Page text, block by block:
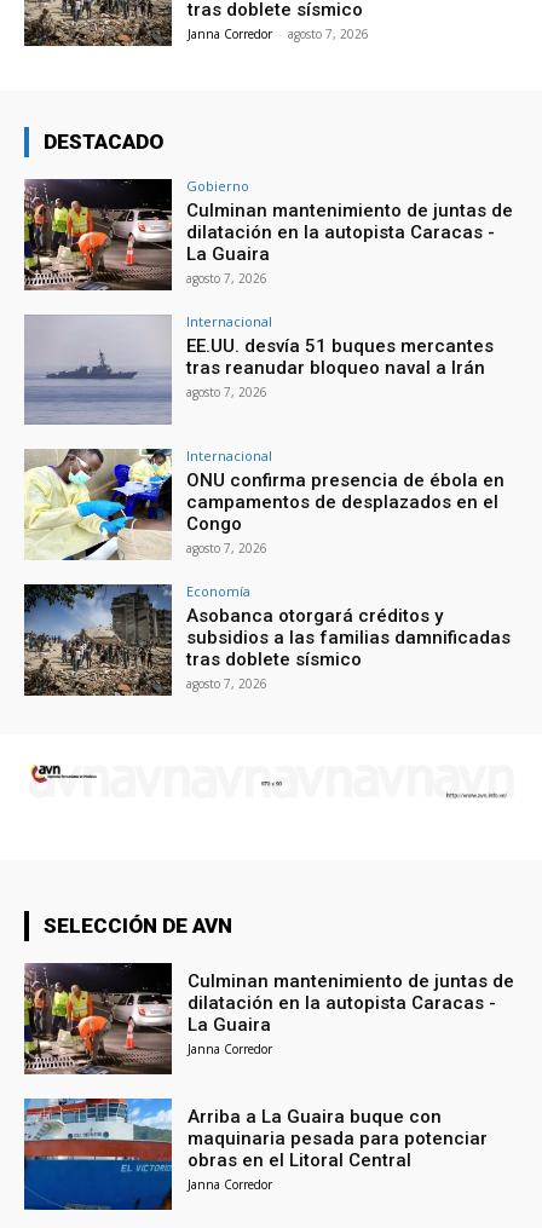
tras doblete sísmico
Janna Corredor - agosto 7, 2026
DESTACADO
Gobierno
Culminan mantenimiento de juntas de
dilatación en la autopista Caracas -
La Guaira
agosto 7, 2026
Internacional
EE.UU. desvía 51 buques mercantes
tras reanudar bloqueo naval a Irán
agosto 7, 2026
Internacional
ONU confirma presencia de ébola en
campamentos de desplazados en el
Congo
agosto 7, 2026
Economía
Asobanca otorgará créditos y
subsidios a las familias damnificadas
tras doblete sísmico
agosto 7, 2026
SELECCIÓN DE AVN
Culminan mantenimiento de juntas de
dilatación en la autopista Caracas -
La Guaira
Janna Corredor
Arriba a La Guaira buque con
maquinaria pesada para potenciar
obras en el Litoral Central
Janna Corredor